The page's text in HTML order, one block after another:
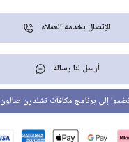
الإتصال بخدمة العملاء
أرسل لنا رسالة
إلى برنامج مكافآت تشلدرن صالون